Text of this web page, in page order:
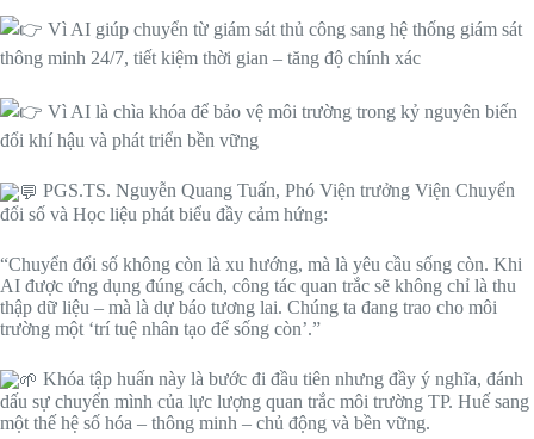
Vì AI giúp chuyển từ giám sát thủ công sang hệ thống giám sát
thông minh 24/7, tiết kiệm thời gian – tăng độ chính xác
Vì AI là chìa khóa để bảo vệ môi trường trong kỷ nguyên biến
đổi khí hậu và phát triển bền vững
PGS.TS. Nguyễn Quang Tuấn, Phó Viện trưởng Viện Chuyển
đổi số và Học liệu phát biểu đầy cảm hứng:
“Chuyển đổi số không còn là xu hướng, mà là yêu cầu sống còn. Khi
AI được ứng dụng đúng cách, công tác quan trắc sẽ không chỉ là thu
thập dữ liệu – mà là dự báo tương lai. Chúng ta đang trao cho môi
trường một ‘trí tuệ nhân tạo để sống còn’.”
Khóa tập huấn này là bước đi đầu tiên nhưng đầy ý nghĩa, đánh
dấu sự chuyển mình của lực lượng quan trắc môi trường TP. Huế sang
một thế hệ số hóa – thông minh – chủ động và bền vững.